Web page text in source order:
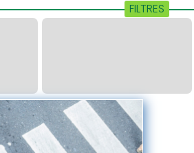
FILTRES